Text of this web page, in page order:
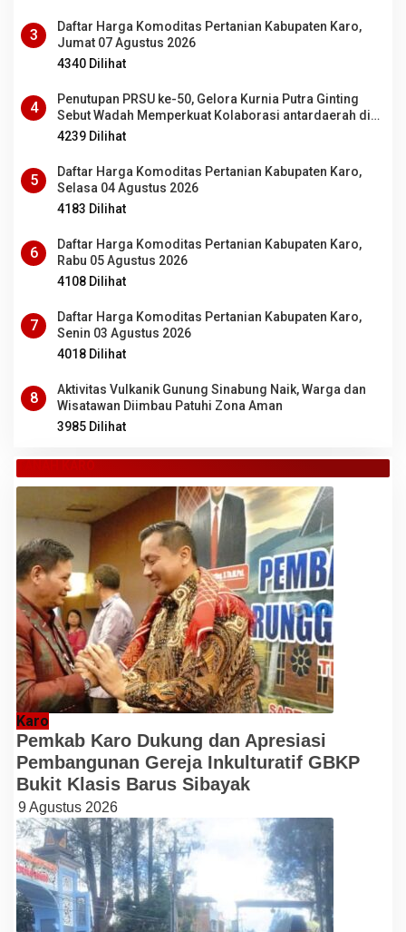
3
Daftar Harga Komoditas Pertanian Kabupaten Karo,
Jumat 07 Agustus 2026
4340 Dilihat
4
Penutupan PRSU ke-50, Gelora Kurnia Putra Ginting
Sebut Wadah Memperkuat Kolaborasi antardaerah di
Sumut
4239 Dilihat
5
Daftar Harga Komoditas Pertanian Kabupaten Karo,
Selasa 04 Agustus 2026
4183 Dilihat
6
Daftar Harga Komoditas Pertanian Kabupaten Karo,
Rabu 05 Agustus 2026
4108 Dilihat
7
Daftar Harga Komoditas Pertanian Kabupaten Karo,
Senin 03 Agustus 2026
4018 Dilihat
8
Aktivitas Vulkanik Gunung Sinabung Naik, Warga dan
Wisatawan Diimbau Patuhi Zona Aman
3985 Dilihat
TANAH KARO
Karo
Pemkab Karo Dukung dan Apresiasi
Pembangunan Gereja Inkulturatif GBKP
Bukit Klasis Barus Sibayak
9 Agustus 2026